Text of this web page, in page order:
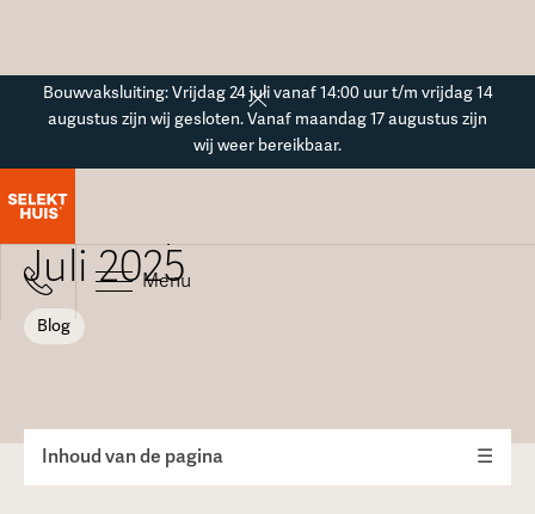
Bouwvaksluiting: Vrijdag 24 juli vanaf 14:00 uur t/m vrijdag 14
augustus zijn wij gesloten. Vanaf maandag 17 augustus zijn
wij weer bereikbaar.
Menu
Blogoverzicht
Ontwerp van de maand -
Juli 2025
Blog
Inhoud van de pagina ☰